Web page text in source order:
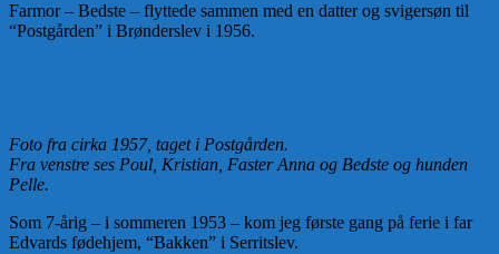
Farmor – Bedste – flyttede sammen med en datter og svigersøn til
“Postgården” i Brønderslev i 1956.
Foto fra cirka 1957, taget i Postgården.
Fra venstre ses Poul, Kristian, Faster Anna og Bedste og hunden
Pelle.
Som 7-årig – i sommeren 1953 – kom jeg første gang på ferie i far
Edvards fødehjem, “Bakken” i Serritslev.